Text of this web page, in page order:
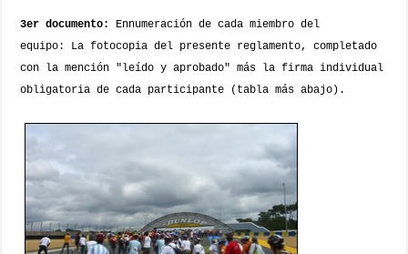
3er documento:
Ennumeración de cada miembro del
equipo:
La fotocopia del presente reglamento, completado
con la mención "leído y aprobado" más la firma individual
obligatoria de cada participante (tabla más abajo).